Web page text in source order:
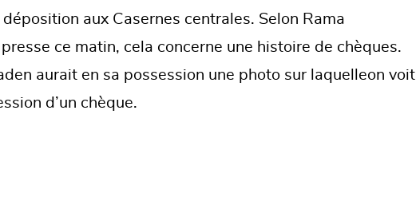
aux Casernes centrales. Selon Rama
ce matin, cela concerne une histoire de chèques.
aurait en sa possession une photo sur laquelleon voit
d’un chèque.